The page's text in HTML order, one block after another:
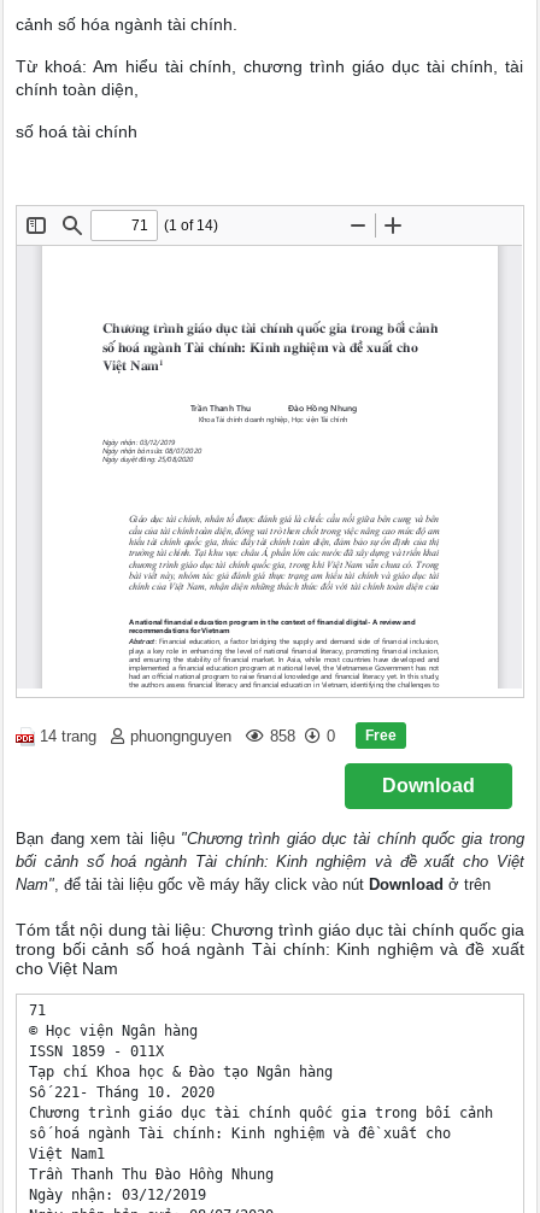
cảnh số hóa ngành tài chính.
Từ khoá: Am hiểu tài chính, chương trình giáo dục tài chính, tài
chính toàn diện,
số hoá tài chính
14 trang phuongnguyen 858 0 Free
Download
Bạn đang xem tài liệu "Chương trình giáo dục tài chính quốc gia trong
bối cảnh số hoá ngành Tài chính: Kinh nghiệm và đề xuất cho Việt
Nam", để tải tài liệu gốc về máy hãy click vào nút Download ở trên
Tóm tắt nội dung tài liệu: Chương trình giáo dục tài chính quốc gia
trong bối cảnh số hoá ngành Tài chính: Kinh nghiệm và đề xuất
cho Việt Nam
71
© Học viện Ngân hàng
ISSN 1859 - 011X
Tạp chí Khoa học & Đào tạo Ngân hàng
Số 221- Tháng 10. 2020
Chương trình giáo dục tài chính quốc gia trong bối cảnh
số hoá ngành Tài chính: Kinh nghiệm và đề xuất cho
Việt Nam1
Trần Thanh Thu Đào Hồng Nhung
Ngày nhận: 03/12/2019